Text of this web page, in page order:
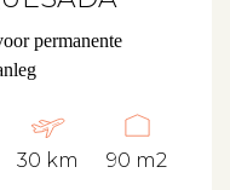
permanente
30 km 90 m2